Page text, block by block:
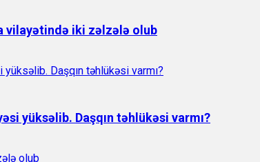
vilayətində iki zəlzələ olub
yüksəlib. Daşqın təhlükəsi varmı?